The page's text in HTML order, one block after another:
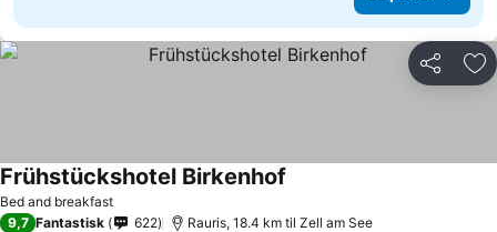
Del
Bed and breakfast
Frühstückshotel Birkenhof
9,7 Fantastisk 622 Rauris, 18.4 km til Zell am See